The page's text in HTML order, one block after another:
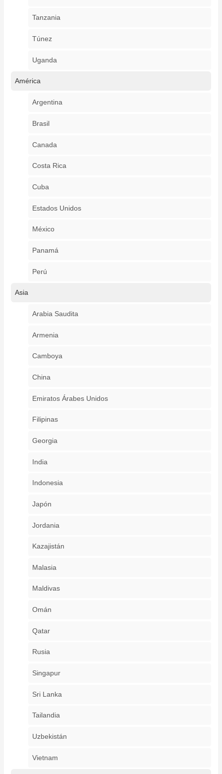
Tanzania
Túnez
Uganda
América
Argentina
Brasil
Canada
Costa Rica
Cuba
Estados Unidos
México
Panamá
Perú
Asia
Arabia Saudita
Armenia
Camboya
China
Emiratos Árabes Unidos
Filipinas
Georgia
India
Indonesia
Japón
Jordania
Kazajistán
Malasia
Maldivas
Omán
Qatar
Rusia
Singapur
Sri Lanka
Tailandia
Uzbekistán
Vietnam